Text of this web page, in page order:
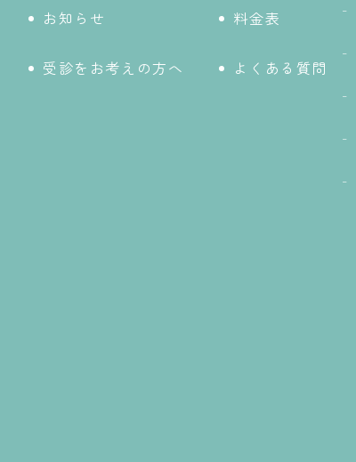
お知らせ 料金表
受診をお考えの方へ よくある質問